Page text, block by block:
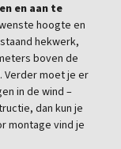
en aan te
hoogte en
hekwerk,
boven de
Verder moet je er
in de wind –
dan kun je
montage vind je